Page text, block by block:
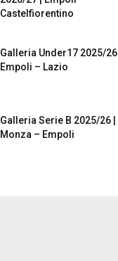
Castelfiorentino
Galleria Under17 2025/26 |
Empoli – Lazio
Galleria Serie B 2025/26 |
Monza – Empoli